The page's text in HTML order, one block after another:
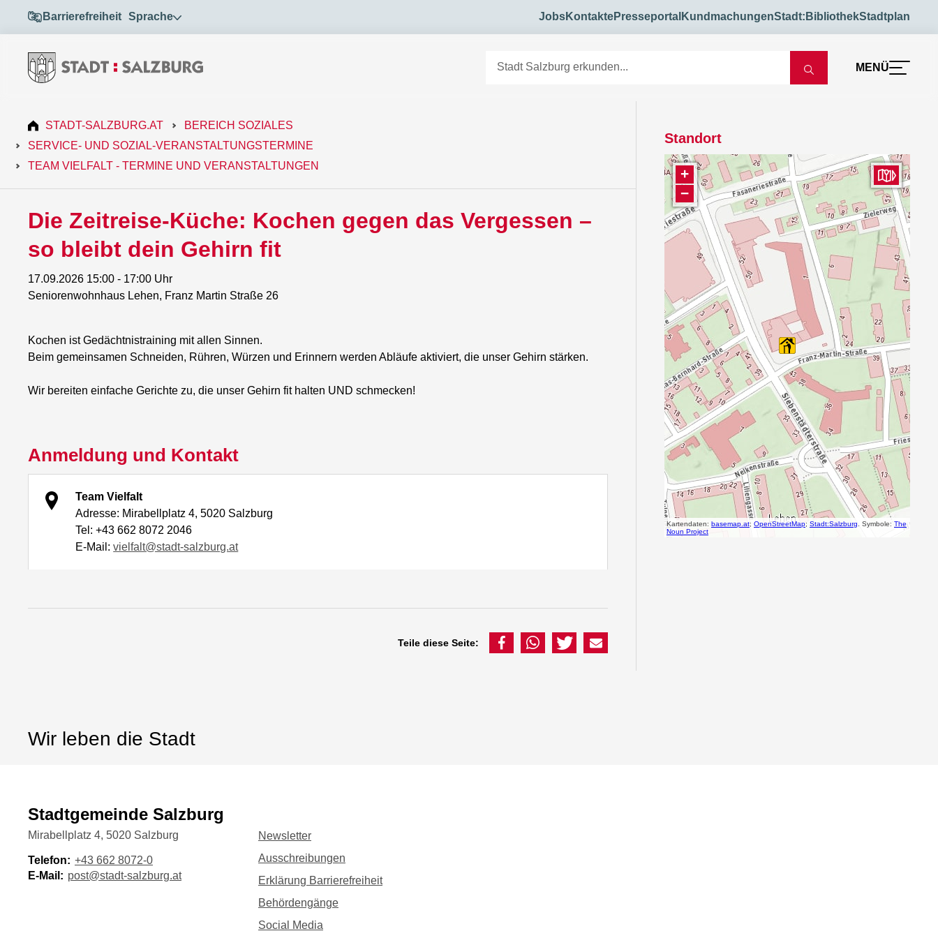
Barrierefreiheit Sprache JobsKontaktePresseportal KundmachungenStadt:BibliothekStadtplan
MENÜ
STADT-SALZBURG.AT
BEREICH SOZIALES
SERVICE- UND SOZIAL-VERANSTALTUNGSTERMINE
TEAM VIELFALT - TERMINE UND VERANSTALTUNGEN
Die Zeitreise-Küche: Kochen gegen das Vergessen –
so bleibt dein Gehirn fit
17.09.2026 15:00 - 17:00 Uhr
Seniorenwohnhaus Lehen, Franz Martin Straße 26
Kochen ist Gedächtnistraining mit allen Sinnen.
Beim gemeinsamen Schneiden, Rühren, Würzen und Erinnern werden Abläufe aktiviert, die unser Gehirn stärken.
Wir bereiten einfache Gerichte zu, die unser Gehirn fit halten UND schmecken!
Anmeldung und Kontakt
Team Vielfalt
Adresse: Mirabellplatz 4, 5020 Salzburg
Tel: +43 662 8072 2046
E-Mail:vielfalt@stadt-salzburg.at
Teile diese Seite:
Standort
Wir leben die Stadt
Stadtgemeinde Salzburg
Mirabellplatz 4, 5020 Salzburg
Telefon: +43 662 8072-0
E-Mail: post@stadt-salzburg.at
Newsletter
Ausschreibungen
Erklärung Barrierefreiheit
Behördengänge
Social Media